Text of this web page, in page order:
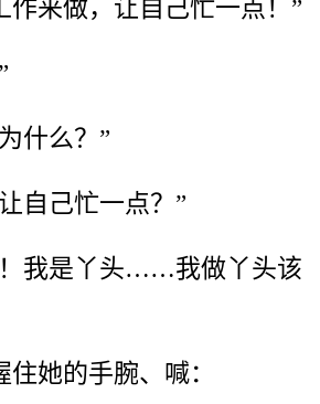
作来做，让自己忙一点！”
什么？”
自己忙一点？”
我是丫头……我做丫头该
她的手腕、喊：